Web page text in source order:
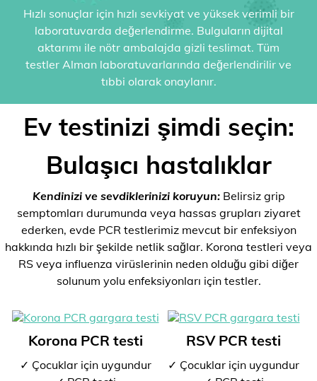
Hızlı sonuçlar için hızlı sevkiyat ve yüksek verimli bir
laboratuvarda değerlendirme. Bulguların dijital
aktarımı ile nötr ambalajda gizli teslimat. Tüm
testler Alman laboratuvarlarında değerlendirilir ve
tıbbi olarak onaylanır.
Ev testinizi şimdi seçin:
Bulaşıcı hastalıklar
Kendinizi ve sevdiklerinizi koruyun:Belirsiz grip
semptomları durumunda veya hassas grupları ziyaret
ederken, evde PCR testlerimiz mevcut bir enfeksiyon
hakkında hızlı bir şekilde netlik sağlar. Korona testleri veya
RS veya influenza virüslerinin neden olduğu gibi diğer
solunum yolu enfeksiyonları için testler.
Korona PCR testi
✓ Çocuklar için uygundur
RSV PCR testi
✓ Çocuklar için uygundur